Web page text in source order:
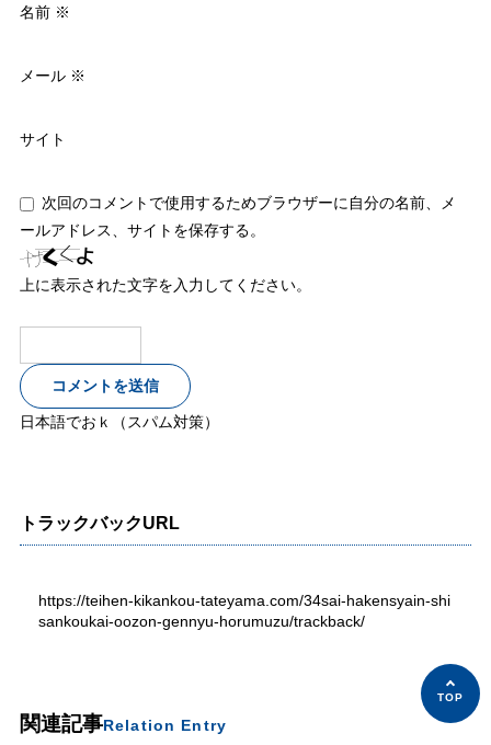
名前 ※
メール ※
サイト
次回のコメントで使用するためブラウザーに自分の名前、メ
ールアドレス、サイトを保存する。
上に表示された文字を入力してください。
日本語でおｋ（スパム対策）
トラックバックURL
https://teihen-kikankou-tateyama.com/34sai-hakensyain-shi
sankoukai-oozon-gennyu-horumuzu/trackback/
関連記事Relation Entry